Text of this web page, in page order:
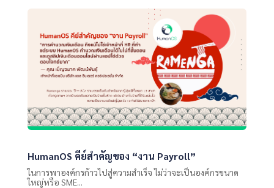
HumanOS คีย์สำคัญของ “งาน Payroll”
ในการพาองค์กรก้าวไปสู่ความสำเร็จ ไม่ว่าจะเป็นองค์กรขนาด
ใหญ่หรือ SME...